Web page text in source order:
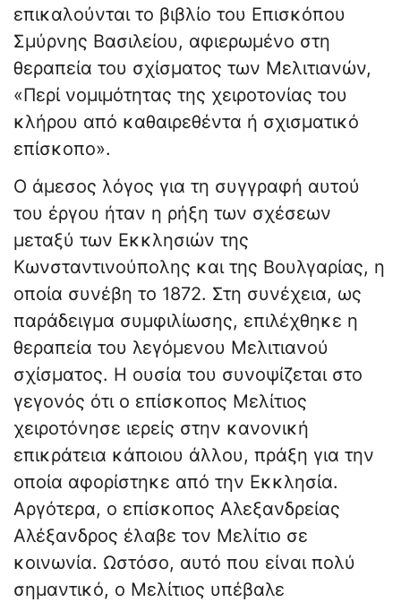
επικαλούνται το βιβλίο του Επισκόπου
Σμύρνης Βασιλείου, αφιερωμένο στη
θεραπεία του σχίσματος των Μελιτιανών,
«Περί νομιμότητας της χειροτονίας του
κλήρου από καθαιρεθέντα ή σχισματικό
επίσκοπο».
Ο άμεσος λόγος για τη συγγραφή αυτού
του έργου ήταν η ρήξη των σχέσεων
μεταξύ των Εκκλησιών της
Κωνσταντινούπολης και της Βουλγαρίας, η
οποία συνέβη το 1872. Στη συνέχεια, ως
παράδειγμα συμφιλίωσης, επιλέχθηκε η
θεραπεία του λεγόμενου Μελιτιανού
σχίσματος. Η ουσία του συνοψίζεται στο
γεγονός ότι ο επίσκοπος Μελίτιος
χειροτόνησε ιερείς στην κανονική
επικράτεια κάποιου άλλου, πράξη για την
οποία αφορίστηκε από την Εκκλησία.
Αργότερα, ο επίσκοπος Αλεξανδρείας
Αλέξανδρος έλαβε τον Μελίτιο σε
κοινωνία. Ωστόσο, αυτό που είναι πολύ
σημαντικό, ο Μελίτιος υπέβαλε